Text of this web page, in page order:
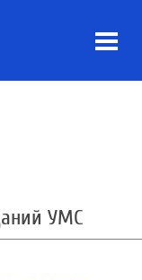
УМС